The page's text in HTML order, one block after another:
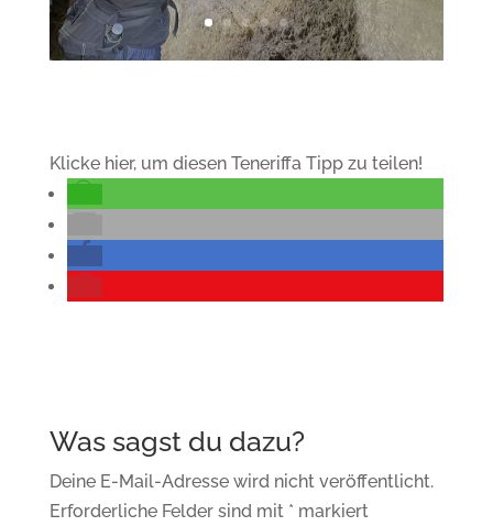
Klicke hier, um diesen Teneriffa Tipp zu teilen!
Deine E-Mail-Adresse wird nicht veröffentlicht.
Erforderliche Felder sind mit * markiert